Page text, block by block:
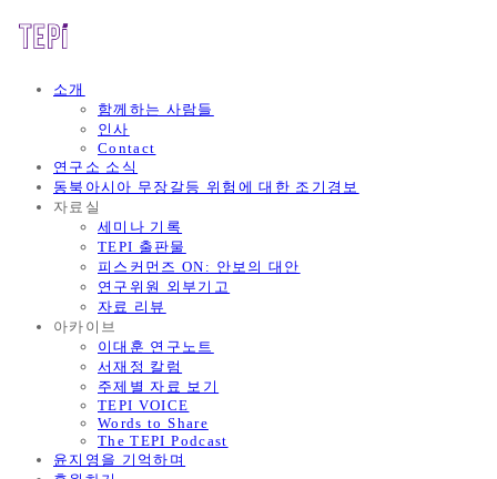
소개
함께하는 사람들
인사
Contact
연구소 소식
동북아시아 무장갈등 위험에 대한 조기경보
자료실
세미나 기록
TEPI 출판물
피스커먼즈 ON: 안보의 대안
연구위원 외부기고
자료 리뷰
아카이브
이대훈 연구노트
서재정 칼럼
주제별 자료 보기
TEPI VOICE
Words to Share
The TEPI Podcast
윤지영을 기억하며